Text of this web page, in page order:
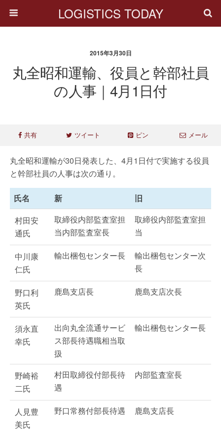
LOGISTICS TODAY
2015年3月30日
丸全昭和運輸、役員と幹部社員
の人事｜4月1日付
共有 ツイート ピン メール
丸全昭和運輸が30日発表した、4月1日付で実施する役員
と幹部社員の人事は次の通り。
氏名 新
旧
村田安
通氏
取締役内部監査室担
当内部監査室長
取締役内部監査室担
当
中川康
仁氏
輸出梱包センター長
輸出梱包センター次
長
野口利
英氏
鹿島支店長 鹿島支店次長
須永直
幸氏
出向丸全流通サービ
ス部長待遇職相当取
扱
輸出梱包センター長
野崎裕
二氏
村田取締役付部長待
遇
内部監査室長
人見豊
美氏
野口常務付部長待遇 鹿島支店長